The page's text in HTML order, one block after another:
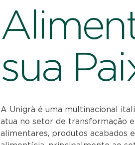
sua
A Unigrà é uma multinacional
atua no setor de transformação
alimentares, produtos acabados